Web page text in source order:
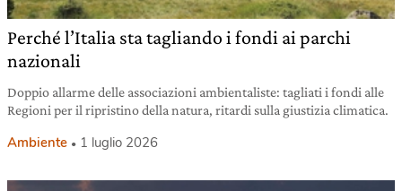
Perché l’Italia sta tagliando i fondi ai parchi
nazionali
Doppio allarme delle associazioni ambientaliste: tagliati i fondi alle
Regioni per il ripristino della natura, ritardi sulla giustizia climatica.
Ambiente 1 luglio 2026